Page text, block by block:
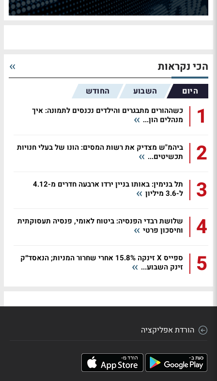
הכי נקראות
היום השבוע החודש
1
כשההורים מתבגרים והילדים נכנסים לתמונה: איך
מנהלים הון...
2
ביהמ"ש מצדיק את רשות המסים: הונו של בעלי חנויות
תכשיטים...
3
תל בנימין: באותו בניין ירדו ארבעה חדרים מ-4.12
ל-3.6 מיליון
4
שלושת רבדי הפנסיה: ביטוח לאומי, פנסיה תעסוקתית
וחיסכון פרטי
5
ספייס X זינקה 15.8% אחרי שחרור המניות; הנאסד״ק
זינק השבוע...
הורדת אפליקציה